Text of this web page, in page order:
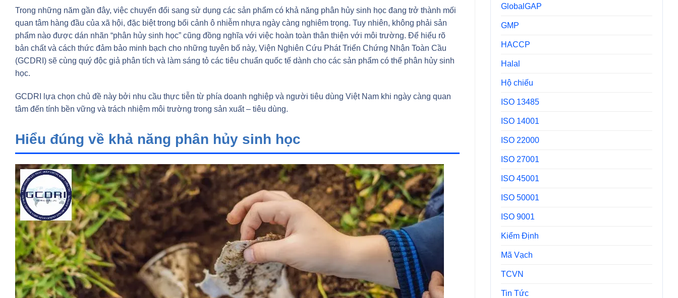
Trong những năm gần đây, việc chuyển đổi sang sử dụng các sản phẩm có khả năng phân hủy sinh học đang trở thành mối
quan tâm hàng đầu của xã hội, đặc biệt trong bối cảnh ô nhiễm nhựa ngày càng nghiêm trọng. Tuy nhiên, không phải sản
phẩm nào được dán nhãn “phân hủy sinh học” cũng đồng nghĩa với việc hoàn toàn thân thiện với môi trường. Để hiểu rõ
bản chất và cách thức đảm bảo minh bạch cho những tuyên bố này, Viện Nghiên Cứu Phát Triển Chứng Nhận Toàn Cầu
(GCDRI) sẽ cùng quý độc giả phân tích và làm sáng tỏ các tiêu chuẩn quốc tế dành cho các sản phẩm có thể phân hủy sinh
học.
GCDRI lựa chọn chủ đề này bởi nhu cầu thực tiễn từ phía doanh nghiệp và người tiêu dùng Việt Nam khi ngày càng quan
tâm đến tính bền vững và trách nhiệm môi trường trong sản xuất – tiêu dùng.
Hiểu đúng về khả năng phân hủy sinh học
GlobalGAP
GMP
HACCP
Halal
Hộ chiếu
ISO 13485
ISO 14001
ISO 22000
ISO 27001
ISO 45001
ISO 50001
ISO 9001
Kiểm Định
Mã Vạch
TCVN
Tin Tức